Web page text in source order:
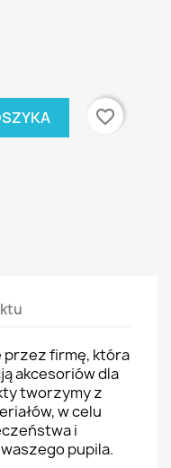
favorite_border
przez firmę, która
akcesoriów dla
tworzymy z
w celu
i
pupila.